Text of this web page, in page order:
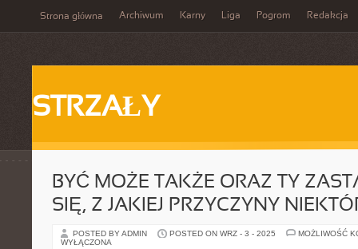
Strona główna Archiwum Karny Liga Pogrom Redakcja
STRZAŁY
BYĆ MOŻE TAKŻE ORAZ TY
SIĘ, Z JAKIEJ PRZYCZYNY
POSTED BY ADMIN POSTED ON WRZ - 3 - 2025
MOŻLIWOŚĆ
WYŁĄCZONA